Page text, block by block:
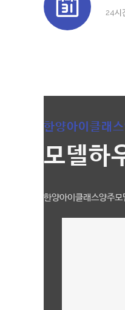
24시
한양아이클래
모델하
한양아이클래스양주모